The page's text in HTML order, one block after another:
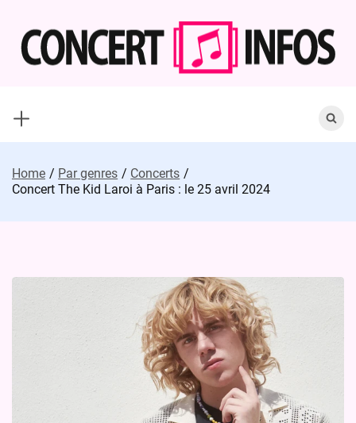
content
for:
Home Par genres
Concerts
Concert The Kid Laroi à Paris : le 25 avril 2024